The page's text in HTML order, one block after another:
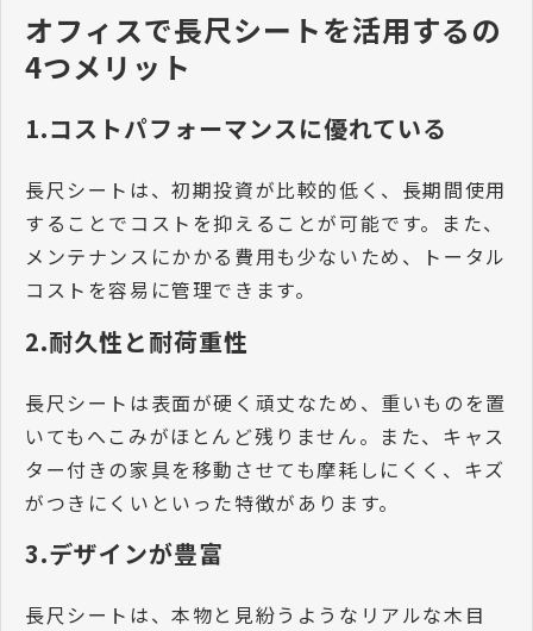
オフィスで長尺シートを活用するの
4つメリット
1.コストパフォーマンスに優れている
長尺シートは、初期投資が比較的低く、長期間使用
することでコストを抑えることが可能です。また、
メンテナンスにかかる費用も少ないため、トータル
コストを容易に管理できます。
2.耐久性と耐荷重性
長尺シートは表面が硬く頑丈なため、重いものを置
いてもへこみがほとんど残りません。また、キャス
ター付きの家具を移動させても摩耗しにくく、キズ
がつきにくいといった特徴があります。
3.デザインが豊富
長尺シートは、本物と見紛うようなリアルな木目